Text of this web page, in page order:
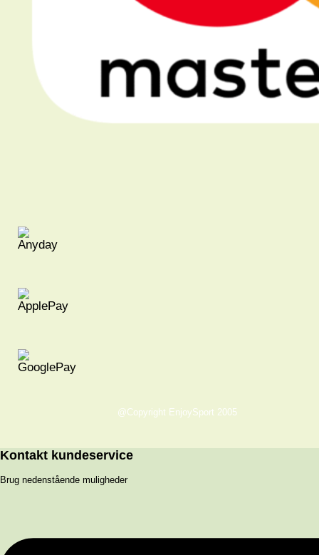
@Copyright EnjoySport 2005
Kontakt kundeservice
Brug nedenstående muligheder